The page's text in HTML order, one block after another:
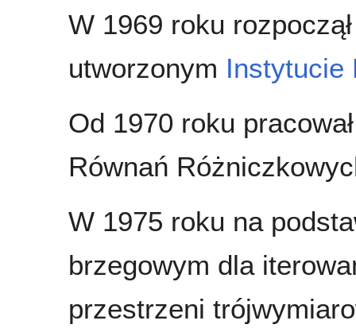
W 1969 roku
utworzonym Instytucie
Od 1970 roku
Równań
W 1975 roku na
brzegowym dla
przestrzeni